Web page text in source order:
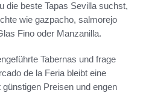
die beste Tapas Sevilla suchst,
wie gazpacho, salmorejo
Fino oder Manzanilla.
Tabernas und frage
de la Feria bleibt eine
Preisen und engen